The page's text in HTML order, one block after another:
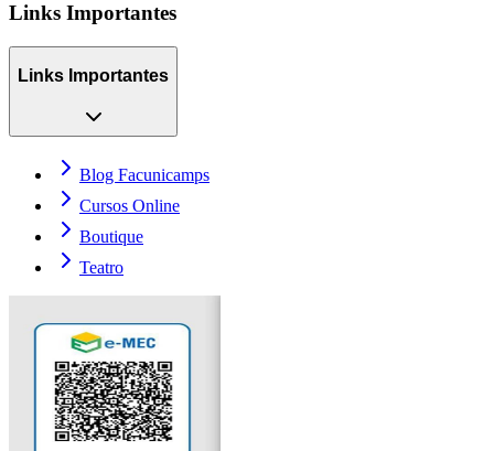
Links Importantes
Links Importantes
Blog Facunicamps
Cursos Online
Boutique
Teatro